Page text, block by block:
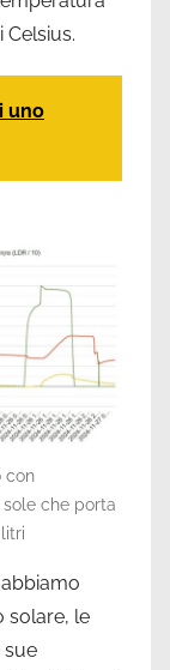
Celsius.
uno
con
che porta
solare, le
sue